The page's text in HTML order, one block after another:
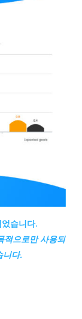
습니다.
적으로만 사용되
니다.